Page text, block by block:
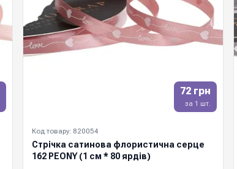
72 грн
за 1 шт.
Код товару: 820054
Стрічка сатинова флористична серце
162 PEONY (1 см * 80 ярдів)